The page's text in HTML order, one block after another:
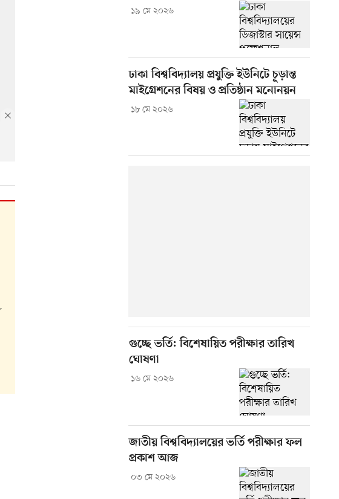
১৯ মে ২০২৬
ঢাকা বিশ্ববিদ্যালয় প্রযুক্তি ইউনিটে চূড়ান্ত
মাইগ্রেশনের বিষয় ও প্রতিষ্ঠান মনোনয়ন
১৮ মে ২০২৬
গুচ্ছে ভর্তি: বিশেষায়িত পরীক্ষার তারিখ
ঘোষণা
১৬ মে ২০২৬
জাতীয় বিশ্ববিদ্যালয়ের ভর্তি পরীক্ষার ফল
প্রকাশ আজ
০৩ মে ২০২৬